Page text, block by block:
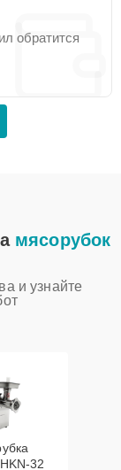
обратится
мясорубок
и узнайте